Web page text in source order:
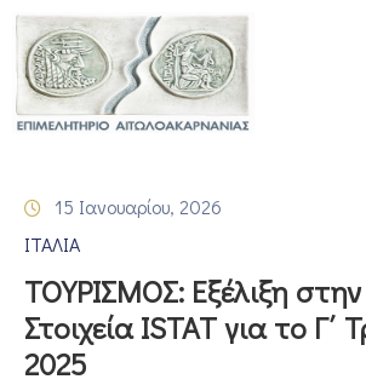
ΑΡΧΙΚΗ
ΓΕΜΗ
–
ΠΡΟΓΡΑΜΜΑΤΑ
ΕΠΙΜΕΛΗΤΗΡΙΟΥ
15 Ιανουαρίου, 2026
ΙΤΑΛΙΑ
ΤΟΥΡΙΣΜΟΣ: Εξέλιξη στην
Στοιχεία ISTAT για το Γ΄
2025